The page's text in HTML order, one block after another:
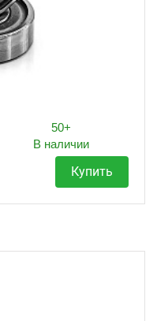
50+
В наличии
Купить